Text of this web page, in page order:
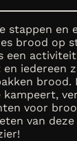
stappen en
brood op
een
iedereen
brood.
voor
van